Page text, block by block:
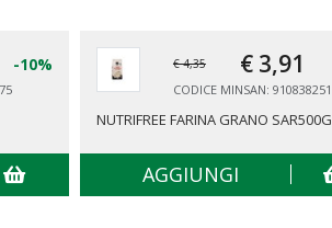
-10% € 4,35 € 3,91
CODICE MINSAN: 910838251
NUTRIFREE FARINA GRANO SAR500G
AGGIUNGI